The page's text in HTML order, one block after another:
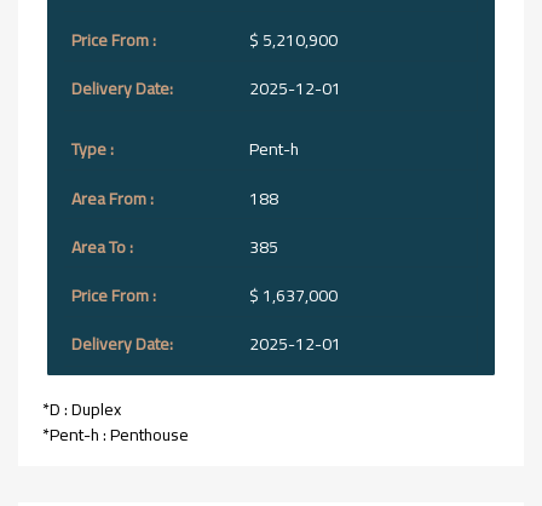
$ 5,210,900
2025-12-01
Pent-h
188
385
$ 1,637,000
2025-12-01
*D : Duplex
*Pent-h : Penthouse